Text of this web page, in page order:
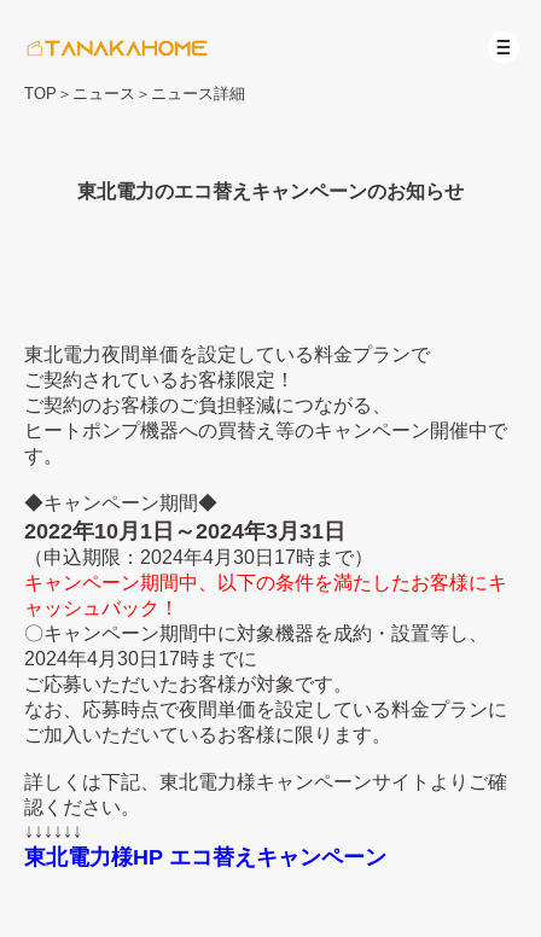
TOP ＞ ニュース ＞ ニュース詳細
東北電力のエコ替えキャンペーンのお知らせ
東北電力夜間単価を設定している料金プランで
ご契約されているお客様限定！
ご契約のお客様のご負担軽減につながる、
ヒートポンプ機器への買替え等のキャンペーン開催中で
す。
◆キャンペーン期間◆
2022年10月1日～2024年3月31日
（申込期限：2024年4月30日17時まで）
キャンペーン期間中、以下の条件を満たしたお客様にキ
ャッシュバック！
〇キャンペーン期間中に対象機器を成約・設置等し、
2024年4月30日17時までに
ご応募いただいたお客様が対象です。
なお、応募時点で夜間単価を設定している料金プランに
ご加入いただいているお客様に限ります。
詳しくは下記、東北電力様キャンペーンサイトよりご確
認ください。
↓↓↓↓↓↓
東北電力様HP エコ替えキャンペーン